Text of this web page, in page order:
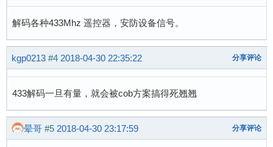
    Rn02<<=16;
  IrInter.PeriT2+=Rn02;
TIM1_ICInit(TIM1_CHANNEL_3,            //通道1
TIM1_ICPOLARITY_RISING,
TIM1_ICSELECTION_DIRECTTI,
0x00);
}
解码各种433Mhz 遥控器，安防设备信号。
kgp0213 #4 2018-04-30 22:35:22 分享评论
433解码一旦有量，就会被cob方案搞得死翘翘
晕哥 #5 2018-04-30 23:17:59 分享评论